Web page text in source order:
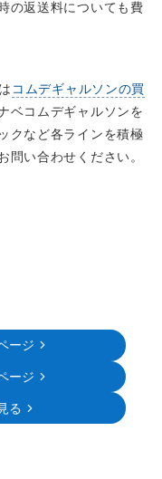
の返送料についても費
コムデギャルソンの買
ベコムデギャルソンを
クなど各ラインを積極
問い合わせください。
ージ
ージ
る